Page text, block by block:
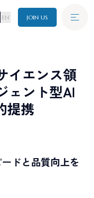
EN JOIN US
イエンス領
ェント型AI
提携
ドと品質向上を